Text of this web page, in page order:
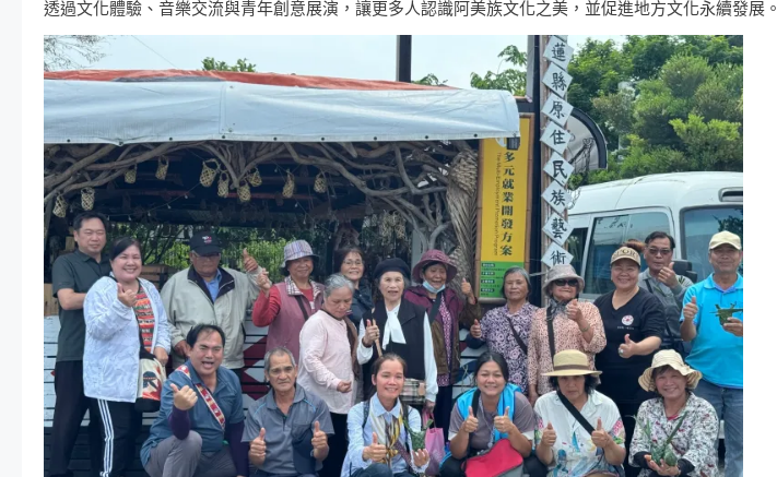
透過文化體驗、音樂交流與青年創意展演，讓更多人認識阿美族文化之美，並促進地方文化永續發展。